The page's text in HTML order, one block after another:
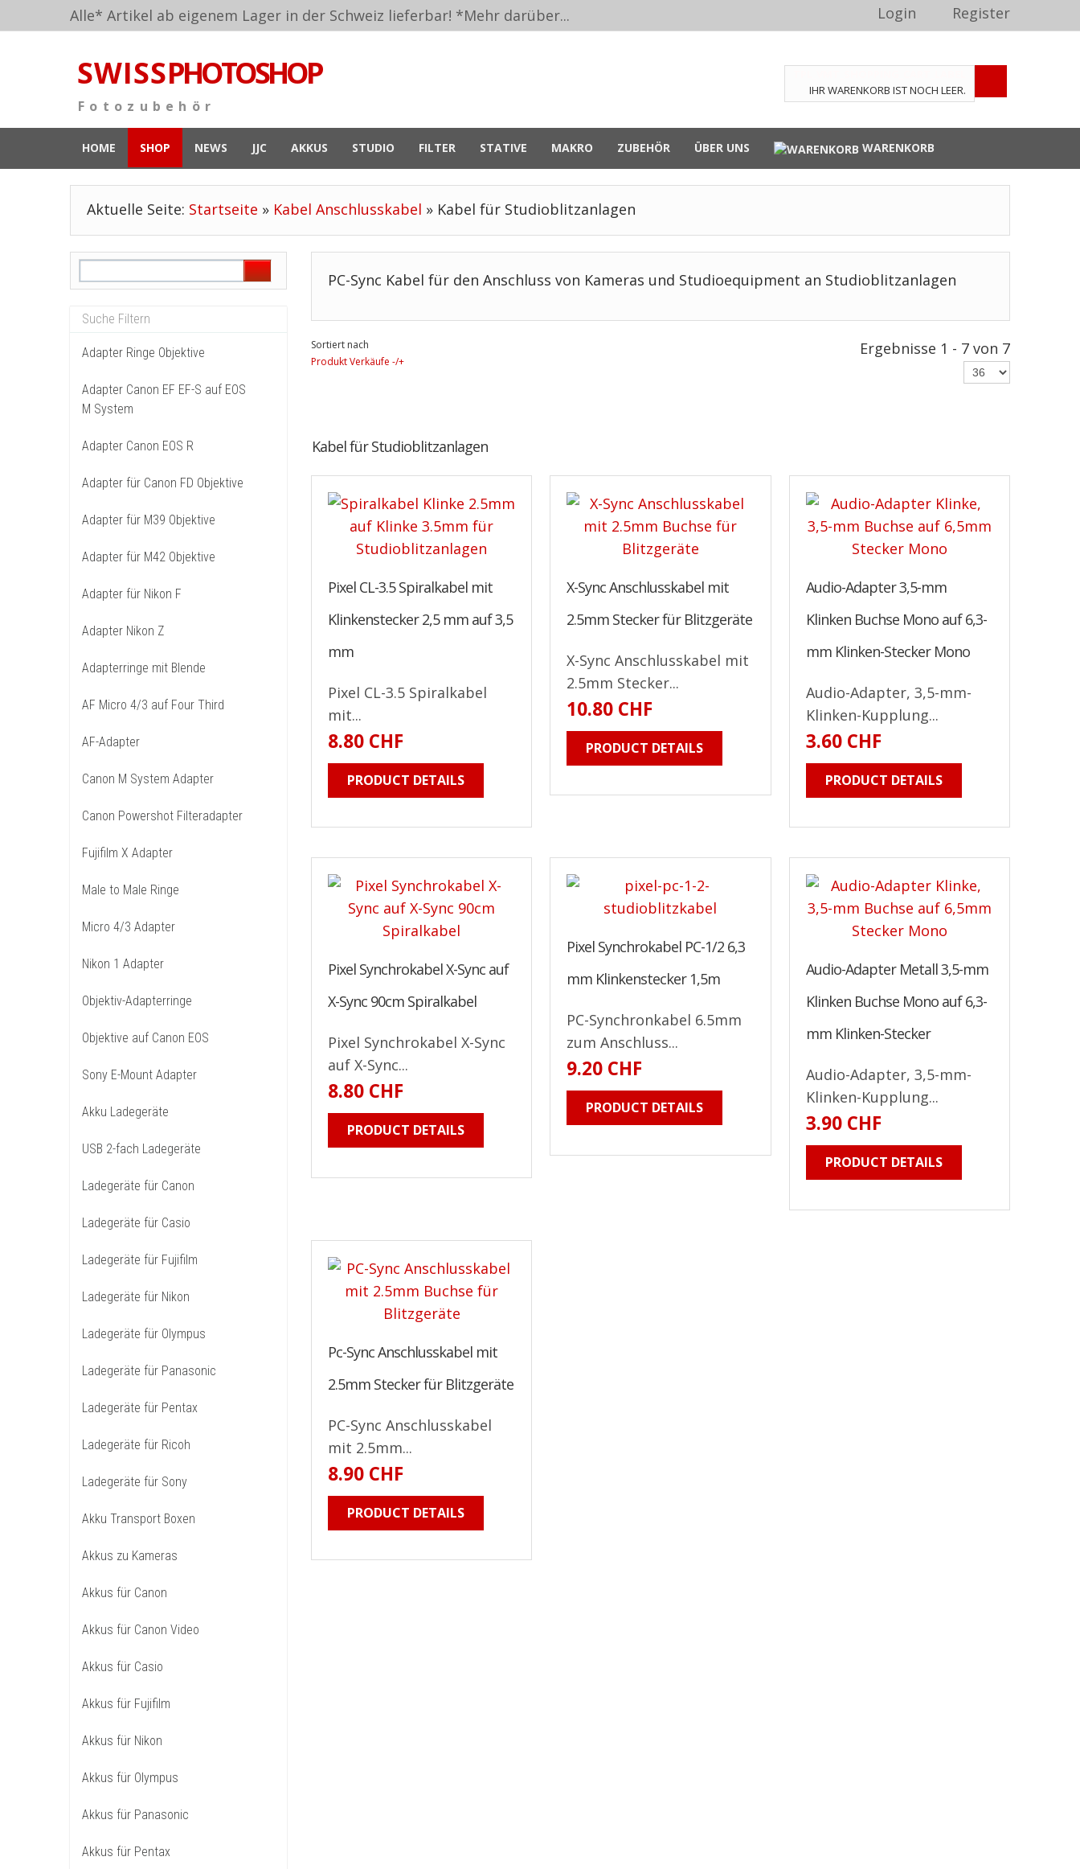
Alle* Artikel ab eigenem Lager in der Schweiz lieferbar! *Mehr darüber... Login Register
S W I S SPHOTOSHOP
F o t o z u b e h ö r
IHR WARENKORB IST NOCH LEER.
HOME SHOP NEWS JJC AKKUS STUDIO FILTER STATIVE MAKRO ZUBEHÖR ÜBER UNS WARENKORB
Aktuelle Seite: Startseite » Kabel Anschlusskabel » Kabel für Studioblitzanlagen
Adapter Ringe Objektive
Adapter Canon EF EF-S auf EOS
M System
Adapter Canon EOS R
Adapter für Canon FD Objektive
Adapter für M39 Objektive
Adapter für M42 Objektive
Adapter für Nikon F
Adapter Nikon Z
Adapterringe mit Blende
AF Micro 4/3 auf Four Third
AF-Adapter
Canon M System Adapter
Canon Powershot Filteradapter
Fujifilm X Adapter
Male to Male Ringe
Micro 4/3 Adapter
Nikon 1 Adapter
Objektiv-Adapterringe
Objektive auf Canon EOS
Sony E-Mount Adapter
Akku Ladegeräte
USB 2-fach Ladegeräte
Ladegeräte für Canon
Ladegeräte für Casio
Ladegeräte für Fujifilm
Ladegeräte für Nikon
Ladegeräte für Olympus
Ladegeräte für Panasonic
Ladegeräte für Pentax
Ladegeräte für Ricoh
Ladegeräte für Sony
Akku Transport Boxen
Akkus zu Kameras
Akkus für Canon
Akkus für Canon Video
Akkus für Casio
Akkus für Fujifilm
Akkus für Nikon
Akkus für Olympus
Akkus für Panasonic
Akkus für Pentax
PC-Sync Kabel für den Anschluss von Kameras und Studioequipment an Studioblitzanlagen
Sortiert nach
Produkt Verkäufe -/+
Ergebnisse 1 - 7 von 7
Kabel für Studioblitzanlagen
Pixel CL-3.5 Spiralkabel mit
Klinkenstecker 2,5 mm auf 3,5
mm
Pixel CL-3.5 Spiralkabel
mit...
8.80 CHF
PRODUCT DETAILS
X-Sync Anschlusskabel mit
2.5mm Stecker für Blitzgeräte
X-Sync Anschlusskabel mit
2.5mm Stecker...
10.80 CHF
PRODUCT DETAILS
Audio-Adapter 3,5-mm
Klinken Buchse Mono auf 6,3-
mm Klinken-Stecker Mono
Audio-Adapter, 3,5-mm-
Klinken-Kupplung...
3.60 CHF
PRODUCT DETAILS
Pixel Synchrokabel X-Sync auf
X-Sync 90cm Spiralkabel
Pixel Synchrokabel X-Sync
auf X-Sync...
8.80 CHF
PRODUCT DETAILS
Pixel Synchrokabel PC-1/2 6,3
mm Klinkenstecker 1,5m
PC-Synchronkabel 6.5mm
zum Anschluss...
9.20 CHF
PRODUCT DETAILS
Audio-Adapter Metall 3,5-mm
Klinken Buchse Mono auf 6,3-
mm Klinken-Stecker
Audio-Adapter, 3,5-mm-
Klinken-Kupplung...
3.90 CHF
PRODUCT DETAILS
Pc-Sync Anschlusskabel mit
2.5mm Stecker für Blitzgeräte
PC-Sync Anschlusskabel
mit 2.5mm...
8.90 CHF
PRODUCT DETAILS